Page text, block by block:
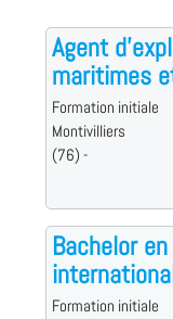
Agent
maritimes
Formation initiale
Montivilliers
(76) -
Bachelor
Formation initiale